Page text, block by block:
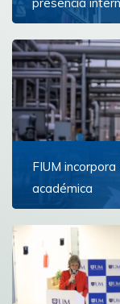
representaron a
Ver más
FIUM
académica
formará
transformar y
están...